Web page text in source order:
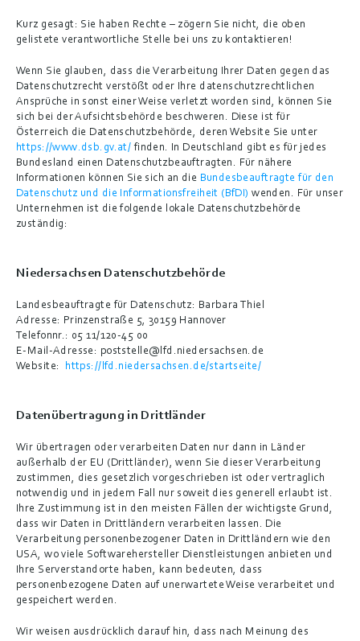
Kurz gesagt: Sie haben Rechte – zögern Sie nicht, die oben
gelistete verantwortliche Stelle bei uns zu kontaktieren!
Wenn Sie glauben, dass die Verarbeitung Ihrer Daten gegen das
Datenschutzrecht verstößt oder Ihre datenschutzrechtlichen
Ansprüche in sonst einer Weise verletzt worden sind, können Sie
sich bei der Aufsichtsbehörde beschweren. Diese ist für
https://www.dsb.gv.at/ finden. In Deutschland gibt es für jedes
Bundesland einen Datenschutzbeauftragten. Für nähere
Informationen können Sie sich an die Bundesbeauftragte für den
Datenschutz und die Informationsfreiheit (BfDI) wenden. Für unser
Unternehmen ist die folgende lokale Datenschutzbehörde
zuständig:
Niedersachsen Datenschutzbehörde
Landesbeauftragte für Datenschutz: Barbara Thiel
Adresse: Prinzenstraße 5, 30159 Hannover
Telefonnr.: 05 11/120-45 00
E-Mail-Adresse: poststelle@lfd.niedersachsen.de
Website:
https://lfd.niedersachsen.de/startseite/
Datenübertragung in Drittländer
Wir übertragen oder verarbeiten Daten nur dann in Länder
außerhalb der EU (Drittländer), wenn Sie dieser Verarbeitung
zustimmen, dies gesetzlich vorgeschrieben ist oder vertraglich
notwendig und in jedem Fall nur soweit dies generell erlaubt ist.
Ihre Zustimmung ist in den meisten Fällen der wichtigste Grund,
dass wir Daten in Drittländern verarbeiten lassen. Die
Verarbeitung personenbezogener Daten in Drittländern wie den
USA, wo viele Softwarehersteller Dienstleistungen anbieten und
Ihre Serverstandorte haben, kann bedeuten, dass
personenbezogene Daten auf unerwartete Weise verarbeitet und
gespeichert werden.
Wir weisen ausdrücklich darauf hin, dass nach Meinung des